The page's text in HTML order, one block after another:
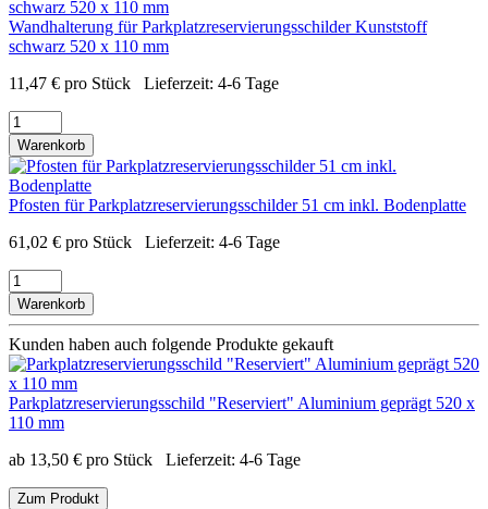
Wandhalterung für Parkplatzreservierungsschilder Kunststoff
schwarz 520 x 110 mm
11,47 € pro Stück Lieferzeit: 4-6 Tage
Warenkorb
Pfosten für Parkplatzreservierungsschilder 51 cm inkl. Bodenplatte
61,02 € pro Stück Lieferzeit: 4-6 Tage
Warenkorb
Kunden haben auch folgende Produkte gekauft
Parkplatzreservierungsschild "Reserviert" Aluminium geprägt 520 x
110 mm
ab 13,50 € pro Stück Lieferzeit: 4-6 Tage
Zum Produkt